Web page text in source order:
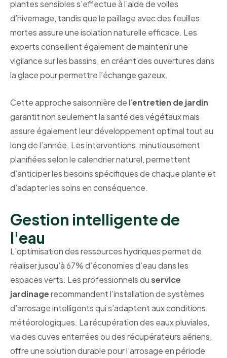
plantes sensibles s’effectue à l’aide de voiles
d’hivernage, tandis que le paillage avec des feuilles
mortes assure une isolation naturelle efficace. Les
experts conseillent également de maintenir une
vigilance sur les bassins, en créant des ouvertures dans
la glace pour permettre l’échange gazeux.
Cette approche saisonnière de l’entretien de jardin
garantit non seulement la santé des végétaux mais
assure également leur développement optimal tout au
long de l’année. Les interventions, minutieusement
planifiées selon le calendrier naturel, permettent
d’anticiper les besoins spécifiques de chaque plante et
d’adapter les soins en conséquence.
Gestion intelligente de
l'eau
L’optimisation des ressources hydriques permet de
réaliser jusqu’à 67% d’économies d’eau dans les
espaces verts. Les professionnels duservice
jardinagerecommandent l’installation de systèmes
d’arrosage intelligents qui s’adaptent aux conditions
météorologiques. La récupération des eaux pluviales,
via des cuves enterrées ou des récupérateurs aériens,
offre une solution durable pour l’arrosage en période